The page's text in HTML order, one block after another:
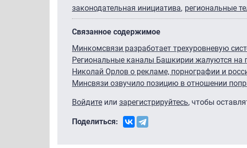
законодательная инициатива региональные
Связанное содержимое
Минкомсвязи разработает трехуровневую
Региональные каналы Башкирии жалуются на
Николай Орлов о рекламе, порнографии и
Минсвязи озвучило позицию в отношении
Войдите или зарегистрируйтесь, чтобы
Поделиться: